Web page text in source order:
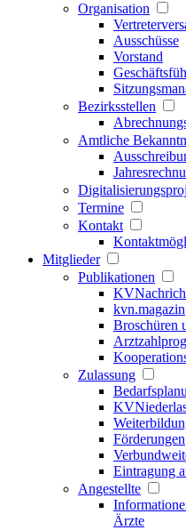
Organisation
Ausschüsse
Vorstand
Bezirksstellen
Amtliche
Termine
Kontakt
Mitglieder
Publikationen
kvn.magazin
Broschüren
Zulassung
Förderungen
Eintragung
Angestellte
Ärzte